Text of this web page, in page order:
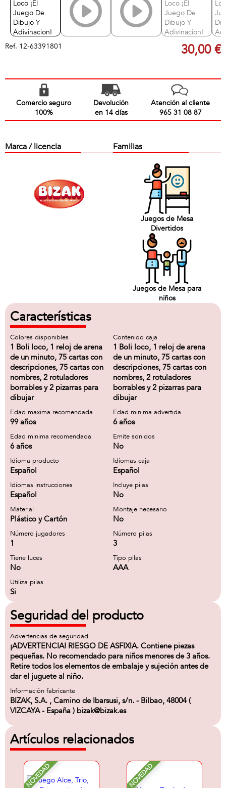
Ref. 12-63391801 30,00 €
Comercio seguro
100%
Devolución
en 14 días
Atención al cliente
965 31 08 87
Marca / licencia Familias
Juegos de Mesa
Divertidos
Juegos de Mesa para
niños
Características
Colores disponibles
1 Boli loco, 1 reloj de arena
de un minuto, 75 cartas con
descripciones, 75 cartas con
nombres, 2 rotuladores
borrables y 2 pizarras para
dibujar
Contenido caja
1 Boli loco, 1 reloj de arena
de un minuto, 75 cartas con
descripciones, 75 cartas con
nombres, 2 rotuladores
borrables y 2 pizarras para
dibujar
Edad maxima recomendada
99 años
Edad minima advertida
6 años
Edad minima recomendada
6 años
Emite sonidos
No
Idioma producto
Español
Idiomas caja
Español
Idiomas instrucciones
Español
Incluye pilas
No
Material
Plástico y Cartón
Montaje necesario
No
Número jugadores
1
Número pilas
3
Tiene luces
No
Tipo pilas
AAA
Utiliza pilas
Si
Seguridad del producto
Advertencias de seguridad
¡ADVERTENCIA! RIESGO DE ASFIXIA. Contiene piezas
pequeñas. No recomendado para niños menores de 3 años.
Retire todos los elementos de embalaje y sujeción antes de
dar el juguete al niño.
Información fabricante
BIZAK, S.A. , Camino de Ibarsusi, s/n. - Bilbao, 48004 (
VIZCAYA - España ) bizak@bizak.es
Artículos relacionados
NOVEDAD NOVEDAD